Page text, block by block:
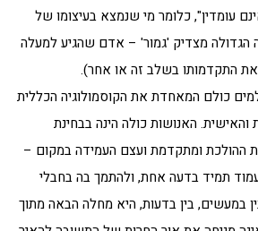
עומדין", כלומר מי שנמצא בעיצומו של
הגדולה מצדיק 'גמור' – אדם שהגיע למעלה
את התקדמותו בשלב זה או אחר).
כולם המאחדת את הקוסמולוגיה הכללית
והאישית. האנושות כולה הינה בבחינת
ההולכת ומתקדמת ועצם העמידה במקום –
תמיד בדעה אחת, ולהתמך בה בחבלי
במעשים, בין בדעות, היא מחלה הבאה מתוך